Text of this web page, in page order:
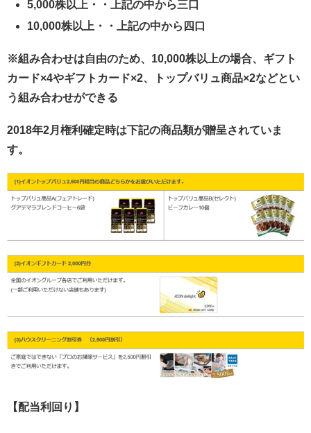
5,000株以上・・上記の中から三口
10,000株以上・・上記の中から四口
※組み合わせは自由のため、10,000株以上の場合、ギフト
カード×4やギフトカード×2、トップバリュ商品×2などとい
う組み合わせができる
2018年2月権利確定時は下記の商品類が贈呈されていま
す。
【配当利回り】